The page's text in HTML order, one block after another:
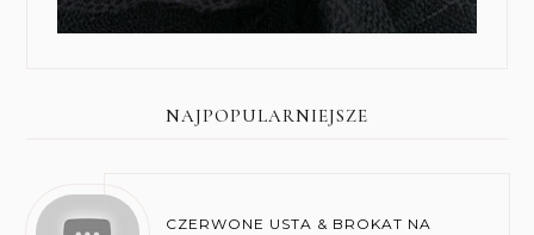
NAJPOPULARNIEJSZE
CZERWONE USTA & BROKAT NA